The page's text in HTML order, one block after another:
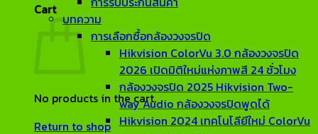
Cart
No products in the cart.
Return to shop
บทความ
การเลือกซื้อกล้องวงจรปิด
Hikvision ColorVu 3.0 กล้องวงจรปิด
2026 เปิดมิติใหม่แห่งภาพสี 24 ชั่วโมง
กล้องวงจรปิด 2025 Hikvision Two-
way Audio กล้องวงจรปิดพูดได้
Hikvision 2024 เทคโนโลียีใหม่ ColorVu